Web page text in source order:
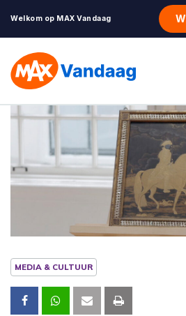
Welkom op MAX Vandaag
MEDIA & CULTUUR